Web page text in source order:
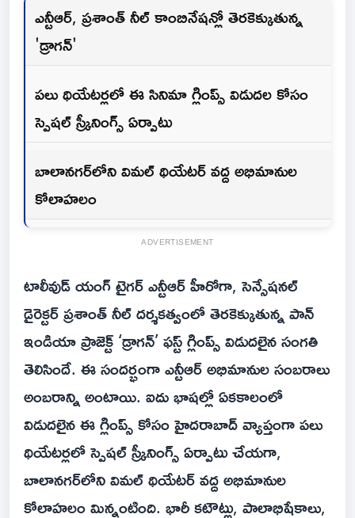
ఎన్టీఆర్, ప్రశాంత్ నీల్ కాంబినేషన్లో తెరకెక్కుతున్న
'డ్రాగన్'
పలు థియేటర్లలో ఈ సినిమా గ్లింప్స్ విడుదల కోసం
స్పెషల్ స్క్రీనింగ్స్ ఏర్పాటు
బాలానగర్‌లోని విమల్ థియేటర్ వద్ద అభిమానుల
కోలాహలం
ADVERTISEMENT
టాలీవుడ్ యంగ్ టైగర్ ఎన్టీఆర్ హీరోగా, సెన్సేషనల్
డైరెక్టర్ ప్రశాంత్ నీల్ దర్శకత్వంలో తెరకెక్కుతున్న పాన్
ఇండియా ప్రాజెక్ట్ ‘డ్రాగన్’ ఫస్ట్ గ్లింప్స్ విడుదలైన సంగతి
తెలిసిందే. ఈ సందర్భంగా ఎన్టీఆర్ అభిమానుల సంబరాలు
అంబరాన్ని అంటాయి. ఐదు భాషల్లో ఏకకాలంలో
విడుదలైన ఈ గ్లింప్స్ కోసం హైదరాబాద్ వ్యాప్తంగా పలు
థియేటర్లలో స్పెషల్ స్క్రీనింగ్స్ ఏర్పాటు చేయగా,
బాలానగర్‌లోని విమల్ థియేటర్ వద్ద అభిమానుల
కోలాహలం మిన్నంటింది. భారీ కటౌట్లు, పాలాభిషేకాలు,